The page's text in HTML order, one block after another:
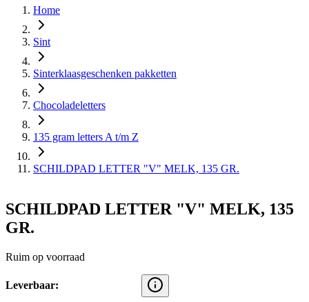
Home
Sint
Sinterklaasgeschenken pakketten
Chocoladeletters
135 gram letters A t/m Z
SCHILDPAD LETTER "V" MELK, 135 GR.
SCHILDPAD LETTER "V" MELK, 135
GR.
Ruim op voorraad
Leverbaar: